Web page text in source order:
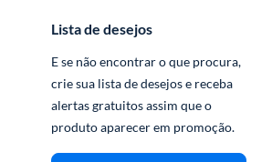
Lista de desejos
E se não encontrar o que procura,
crie sua lista de desejos e receba
alertas gratuitos assim que o
produto aparecer em promoção.